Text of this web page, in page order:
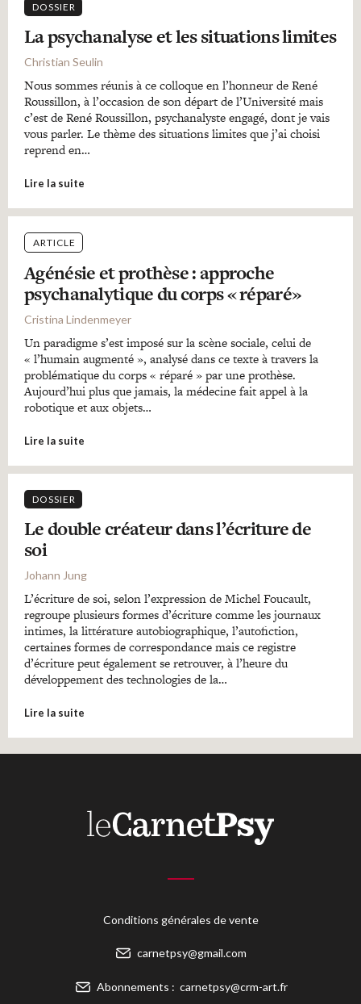
DOSSIER
La psychanalyse et les situations limites
Christian Seulin
Nous sommes réunis à ce colloque en l’honneur de René
Roussillon, à l’occasion de son départ de l’Université mais
c’est de René Roussillon, psychanalyste engagé, dont je vais
vous parler. Le thème des situations limites que j’ai choisi
reprend en…
Lire la suite
ARTICLE
Agénésie et prothèse : approche
psychanalytique du corps « réparé»
Cristina Lindenmeyer
Un paradigme s’est imposé sur la scène sociale, celui de
« l’humain augmenté », analysé dans ce texte à travers la
problématique du corps « réparé » par une prothèse.
Aujourd’hui plus que jamais, la médecine fait appel à la
robotique et aux objets…
Lire la suite
DOSSIER
Le double créateur dans l’écriture de
soi
Johann Jung
L’écriture de soi, selon l’expression de Michel Foucault,
regroupe plusieurs formes d’écriture comme les journaux
intimes, la littérature autobiographique, l’autofiction,
certaines formes de correspondance mais ce registre
d’écriture peut également se retrouver, à l’heure du
développement des technologies de la…
Lire la suite
Conditions générales de vente
carnetpsy@gmail.com
Abonnements : carnetpsy@crm-art.fr